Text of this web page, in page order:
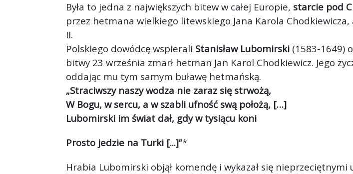
Była to jedna z największych bitew w całej Europie, starcie pod
przez hetmana wielkiego litewskiego Jana Karola
II.
Polskiego dowódcę wspierali Stanisław Lubomirski (1583-1649)
bitwy 23 września zmarł hetman Jan Karol Chodkiewicz. Jego
oddając mu tym samym buławę hetmańską.
„Straciwszy naszy wodza nie zaraz się strwożą,
W Bogu, w sercu, a w szabli ufność swą położą, […]
Lubomirski im świat dał, gdy w tysiącu koni
Prosto jedzie na Turki [...]”*
Hrabia Lubomirski objął komendę i wykazał się